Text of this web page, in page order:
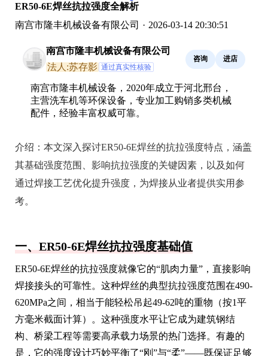
ER50-6E焊丝抗拉强度全解析
南宫市隆丰机械设备有限公司 · 2026-03-14 20:30:51
南宫市隆丰机械设备有限公司
法人:苏存影 通过真实性核验
咨询 进店
南宫市隆丰机械设备，2020年成立于河北邢台，
主营洗车机等环保设备，专业加工购销多类机械
配件，经验丰富权威可靠。
介绍： 本文深入探讨ER50-6E焊丝的抗拉强度特点，涵盖
其基础强度范围、影响抗拉强度的关键因素，以及如何
通过焊接工艺优化提升强度，为焊接从业者提供实用参
考。
一、ER50-6E焊丝抗拉强度基础值
ER50-6E焊丝的抗拉强度就像它的“肌肉力量”，直接影响
焊接接头的可靠性。这种焊丝的典型抗拉强度范围在490-
620MPa之间，相当于能轻松吊起49-62吨的重物（按1平
方毫米截面计算）。这种强度水平让它成为建筑钢结
构、桥梁工程等需要高承载力场景的热门选择。有趣的
是，它的强度设计巧妙平衡了“刚”与“柔”——既保证足够